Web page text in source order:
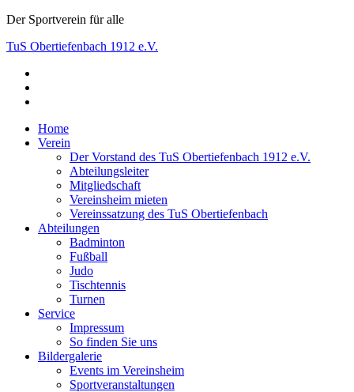
Skip
content
Der Sportverein für alle
TuS Obertiefenbach 1912 e.V.
Der Sportverein für alle
Home
Verein
Der Vorstand des TuS Obertiefenbach 1912 e.V.
Abteilungsleiter
Mitgliedschaft
Vereinsheim mieten
Vereinssatzung des TuS Obertiefenbach
Abteilungen
Badminton
Fußball
Judo
Tischtennis
Turnen
Service
Impressum
So finden Sie uns
Bildergalerie
Events im Vereinsheim
Sportveranstaltungen